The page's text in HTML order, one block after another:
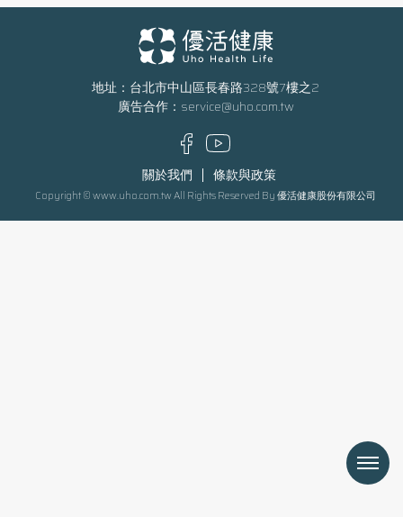
地址：台北市中山區長春路328號7樓之2
廣告合作： service@uho.com.tw
關於我們 條款與政策
Copyright © www.uho.com.tw All Rights Reserved By 優活健康股份有限公司
Menu